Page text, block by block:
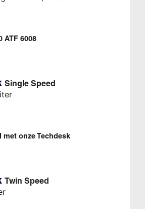
ATF 6008
Single Speed
met onze Techdesk
Twin Speed